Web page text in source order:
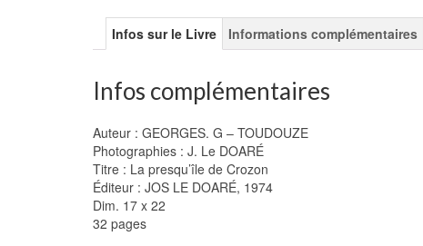
Infos sur le Livre Informations complémentaires
Infos complémentaires
Auteur : GEORGES. G – TOUDOUZE
Photographies : J. Le DOARÉ
Titre : La presqu’île de Crozon
Éditeur : JOS LE DOARÉ, 1974
Dim. 17 x 22
32 pages